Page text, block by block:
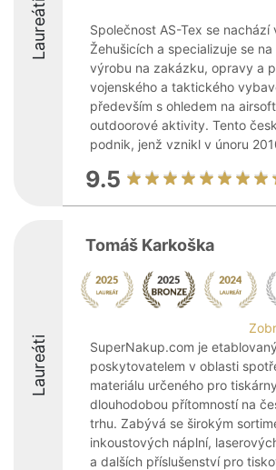
Laureáti
Společnost AS-Tex se nachází
Žehušicích a specializuje se na
výrobu na zakázku, opravy a
vojenského a taktického
především s ohledem na
outdoorové aktivity. Tento
podnik, jenž vznikl v únoru
9.5
Laureáti
Tomáš Karkoška
SuperNakup.com je
poskytovatelem v oblasti
materiálu určeného pro
dlouhodobou přítomností na
trhu. Zabývá se širokým
inkoustových náplní,
a dalších příslušenství pro